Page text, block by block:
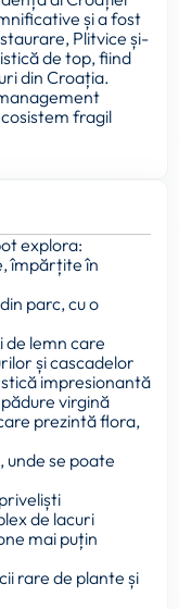
și a fost
Plitvice și-
de top, fiind
din Croația.
fragil
explora:
împărțite în
parc, cu o
de lemn care
și cascadelor
impresionantă
virgină
prezintă flora,
unde se poate
de lacuri
mai puțin
rare de plante și